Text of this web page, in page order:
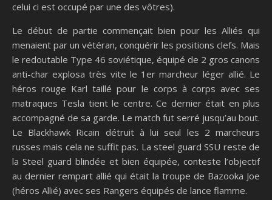
celui ci est occupé par une des vôtres).
Le début de partie commençait bien pour les Alliés qui
menaient par un vétéran, conquérir les positions clefs. Mais
le redoutable Type 46 soviétique, équipé de 2 gros canons
anti-char explosa très vite le 1er marcheur léger allié. Le
héros rouge Karl taillé pour le corps à corps avec ses
matraques Tesla tient le centre. Ce dernier était en plus
accompagné de sa garde. Le match fut serré jusqu’au bout.
Le Blackhawk Ricain détruit à lui seul les 2 marcheurs
russes mais cela ne suffit pas. La steel guard SSU reste de
la Steel guard blindée et bien équipée, conteste l’objectif
au dernier rempart allié qui était la troupe de Bazooka Joe
(héros Allié) avec ses Rangers équipés de lance flamme.